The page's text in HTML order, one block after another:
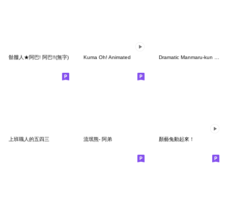
骷髏人★阿巴! 阿巴!!(無字) Kuma Oh! Animated
上班職人的五四三 流氓熊- 阿弟 顏藝兔動起來！